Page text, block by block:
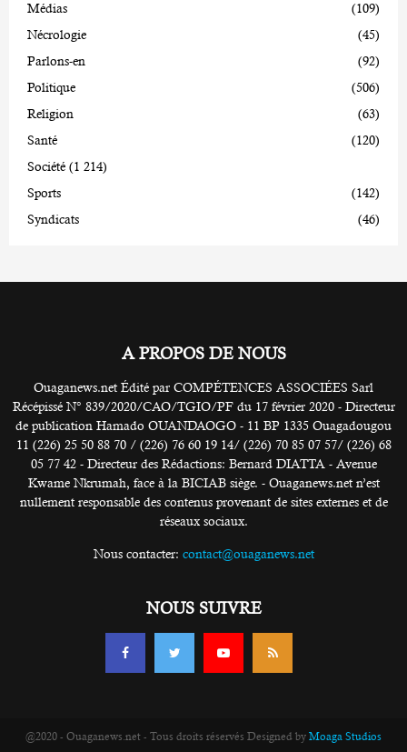
Médias
(109)
Nécrologie
(45)
Parlons-en
(92)
Politique
(506)
Religion
(63)
Santé
(120)
Société (1 214)
Sports
(142)
Syndicats
(46)
A PROPOS DE NOUS
Ouaganews.net Édité par COMPÉTENCES ASSOCIÉES Sarl
Récépissé N° 839/2020/CAO/TGIO/PF du 17 février 2020 - Directeur
de publication Hamado OUANDAOGO - 11 BP 1335 Ouagadougou
11 (226) 25 50 88 70 / (226) 76 60 19 14/ (226) 70 85 07 57/ (226) 68
05 77 42 - Directeur des Rédactions: Bernard DIATTA - Avenue
Kwame Nkrumah, face à la BICIAB siège. - Ouaganews.net n’est
nullement responsable des contenus provenant de sites externes et de
réseaux sociaux.
Nous contacter: contact@ouaganews.net
NOUS SUIVRE
@2020 - Ouaganews.net - Tous droits réservés Designed by Moaga Studios